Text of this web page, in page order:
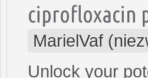
ciprofloxacin
MarielVaf
Unlock your